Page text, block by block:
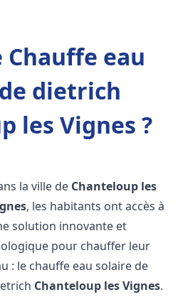
Chauffe eau
dietrich
les Vignes ?
la ville de Chanteloup les
, les habitants ont accès à
solution innovante et
pour chauffer leur
: le chauffe eau solaire de
Chanteloup les Vignes.